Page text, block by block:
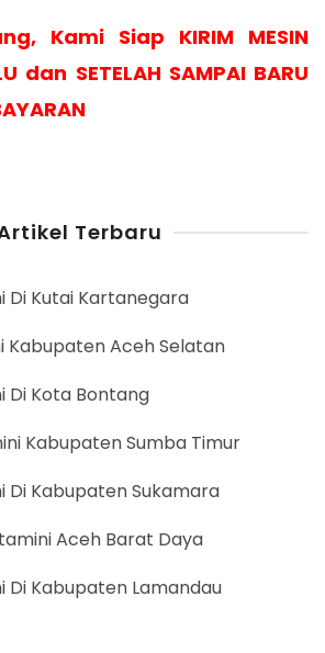
Kami Siap KIRIM MESIN
dan SETELAH SAMPAI BARU
Terbaru
Di Kutai Kartanegara
Kabupaten Aceh Selatan
Di Kota Bontang
Kabupaten Sumba Timur
Di Kabupaten Sukamara
Aceh Barat Daya
Di Kabupaten Lamandau